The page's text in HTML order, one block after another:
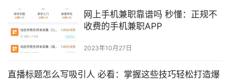
网上手机兼职靠谱吗 秒懂：正规不
收费的手机兼职APP
2023年10月27日
直播标题怎么写吸引人 必看：掌握这些技巧轻松打造爆